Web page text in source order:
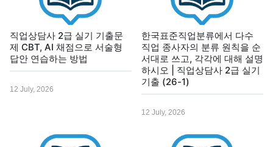
직업상담사 2급 실기 기출문
제 CBT, AI 채점으로 서술형
답안 연습하는 방법
12 July, 2026
한국표준직업분류에서 다수
직업 종사자의 분류 원칙을 순
서대로 쓰고, 각각에 대해 설명
하시오 | 직업상담사 2급 실기
기출 (26-1)
12 July, 2026